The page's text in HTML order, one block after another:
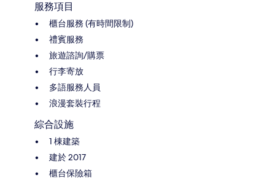
服務項目
櫃台服務 (有時間限制)
禮賓服務
旅遊諮詢/購票
行李寄放
多語服務人員
浪漫套裝行程
綜合設施
1 棟建築
建於 2017
櫃台保險箱